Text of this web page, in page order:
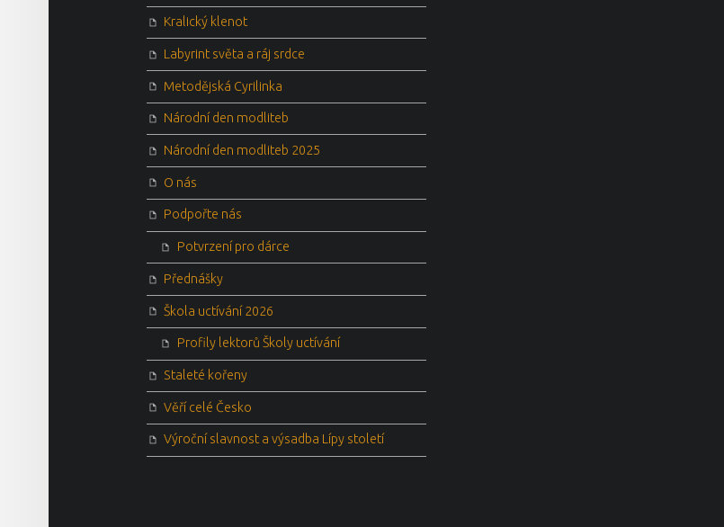
Kralický klenot
Labyrint světa a ráj srdce
Metodějská Cyrilinka
Národní den modliteb
Národní den modliteb 2025
O nás
Podpořte nás
Potvrzení pro dárce
Přednášky
Škola uctívání 2026
Profily lektorů Školy uctívání
Staleté kořeny
Věří celé Česko
Výroční slavnost a výsadba Lípy století